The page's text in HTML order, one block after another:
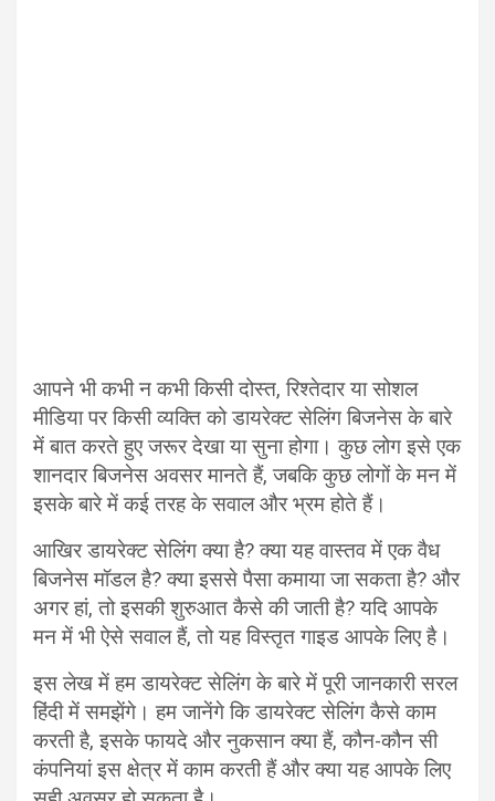
आपने भी कभी न कभी किसी दोस्त, रिश्तेदार या सोशल
मीडिया पर किसी व्यक्ति को डायरेक्ट सेलिंग बिजनेस के बारे
में बात करते हुए जरूर देखा या सुना होगा। कुछ लोग इसे एक
शानदार बिजनेस अवसर मानते हैं, जबकि कुछ लोगों के मन में
इसके बारे में कई तरह के सवाल और भ्रम होते हैं।
आखिर डायरेक्ट सेलिंग क्या है? क्या यह वास्तव में एक वैध
बिजनेस मॉडल है? क्या इससे पैसा कमाया जा सकता है? और
अगर हां, तो इसकी शुरुआत कैसे की जाती है? यदि आपके
मन में भी ऐसे सवाल हैं, तो यह विस्तृत गाइड आपके लिए है।
इस लेख में हम डायरेक्ट सेलिंग के बारे में पूरी जानकारी सरल
हिंदी में समझेंगे। हम जानेंगे कि डायरेक्ट सेलिंग कैसे काम
करती है, इसके फायदे और नुकसान क्या हैं, कौन-कौन सी
कंपनियां इस क्षेत्र में काम करती हैं और क्या यह आपके लिए